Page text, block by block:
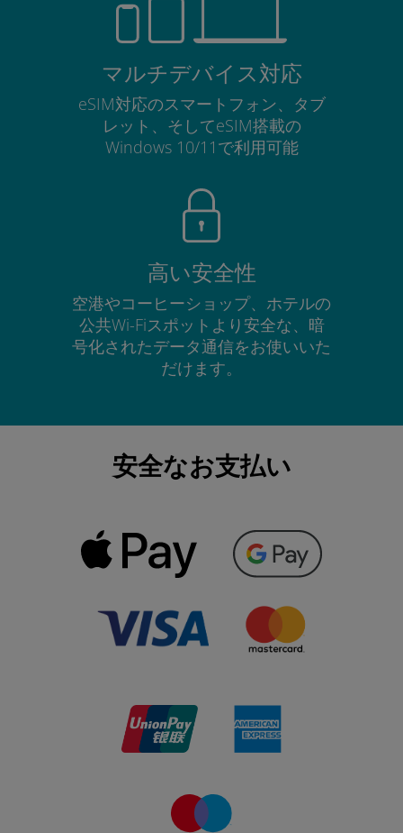
マルチデバイス対応
eSIM対応のスマートフォン、タブ
レット、そしてeSIM搭載の
Windows 10/11で利用可能
高い安全性
空港やコーヒーショップ、ホテルの
公共Wi-Fiスポットより安全な、暗
号化されたデータ通信をお使いいた
だけます。
安全なお支払い